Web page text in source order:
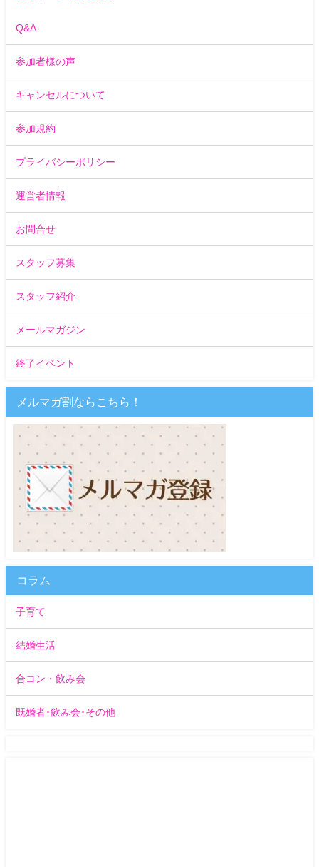
Q&A
参加者様の声
キャンセルについて
参加規約
プライバシーポリシー
運営者情報
お問合せ
スタッフ募集
スタッフ紹介
メールマガジン
終了イベント
メルマガ割ならこちら！
コラム
子育て
結婚生活
合コン・飲み会
既婚者･飲み会･その他